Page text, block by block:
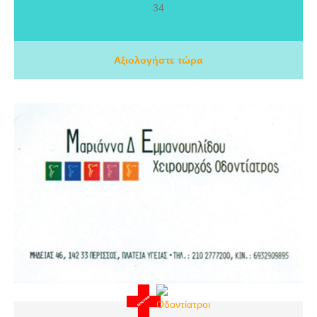
μεγάλο κύρος και φήμη για τις υπηρεσίες της, την αγάπη και την
34
Αξιολογήστε τώρα